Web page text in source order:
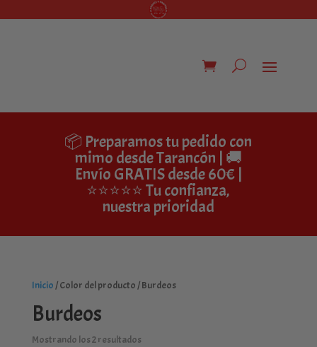
📦 Preparamos tu pedido con
mimo desde Tarancón | 🚚
Envío GRATIS desde 60€ |
⭐⭐⭐⭐⭐ Tu confianza,
nuestra prioridad
Inicio / Color del producto / Burdeos
Burdeos
Mostrando los 2 resultados